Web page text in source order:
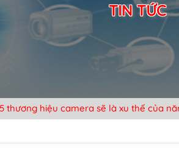
TIN TỨC
thương hiệu camera sẽ là xu thế của